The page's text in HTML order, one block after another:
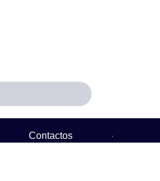
Contactos